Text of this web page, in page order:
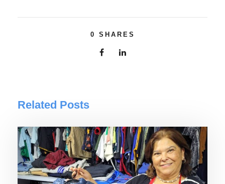
0 SHARES
Related Posts